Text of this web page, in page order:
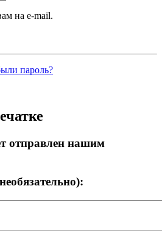
на e-mail.
пароль?
отправлен нашим